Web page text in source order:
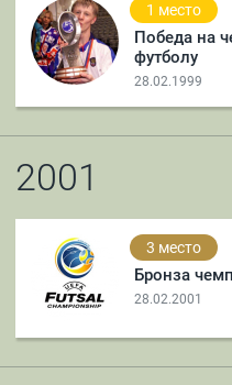
1 место
Победа на
футболу
28.02.1999
2001
3 место
Бронза
28.02.2001